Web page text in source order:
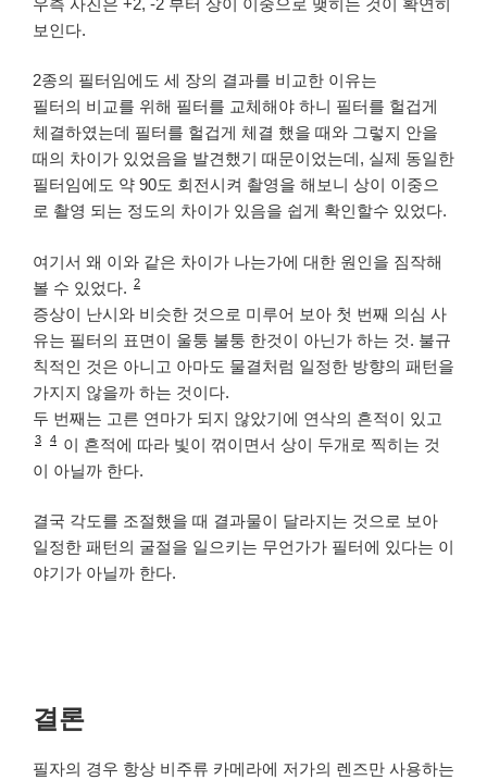
보인다.
2종의 필터임에도 세 장의 결과를 비교한 이유는
필터의 비교를 위해 필터를 교체해야 하니 필터를 헐겁게
체결하였는데 필터를 헐겁게 체결 했을 때와 그렇지 안을
때의 차이가 있었음을 발견했기 때문이었는데, 실제 동일한
필터임에도 약 90도 회전시켜 촬영을 해보니 상이 이중으
로 촬영 되는 정도의 차이가 있음을 쉽게 확인할수 있었다.
여기서 왜 이와 같은 차이가 나는가에 대한 원인을 짐작해
볼 수 있었다. 2
증상이 난시와 비슷한 것으로 미루어 보아 첫 번째 의심 사
유는 필터의 표면이 울퉁 불퉁 한것이 아닌가 하는 것. 불규
칙적인 것은 아니고 아마도 물결처럼 일정한 방향의 패턴을
가지지 않을까 하는 것이다.
두 번째는 고른 연마가 되지 않았기에 연삭의 흔적이 있고
3 4 이 흔적에 따라 빛이 꺾이면서 상이 두개로 찍히는 것
이 아닐까 한다.
결국 각도를 조절했을 때 결과물이 달라지는 것으로 보아
일정한 패턴의 굴절을 일으키는 무언가가 필터에 있다는 이
야기가 아닐까 한다.
결론
필자의 경우 항상 비주류 카메라에 저가의 렌즈만 사용하는